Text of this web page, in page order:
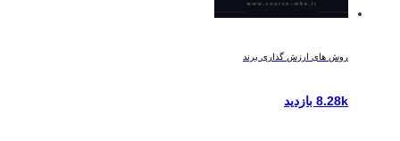
روش های ارزش گذاری برند
8.28k بازدید